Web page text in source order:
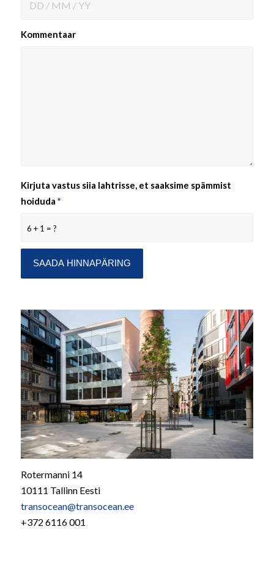
Kommentaar
6 + 1 = ?
Kirjuta vastus siia lahtrisse, et saaksime spämmist
hoiduda *
Rotermanni 14
10111 Tallinn Eesti
transocean@transocean.ee
+372 6116 001